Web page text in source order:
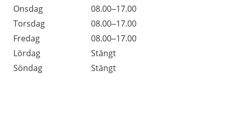
Onsdag
08.00–17.00
Torsdag
08.00–17.00
Fredag
08.00–17.00
Lördag
Stängt
Söndag
Stängt